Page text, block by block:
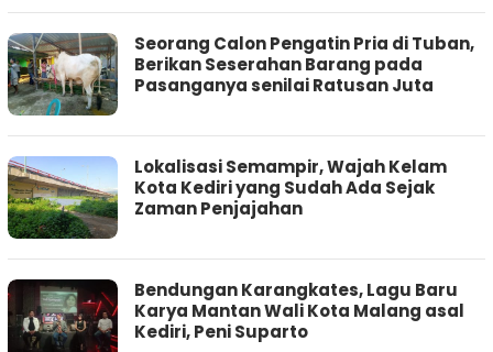
Seorang Calon Pengatin Pria di Tuban,
Berikan Seserahan Barang pada
Pasanganya senilai Ratusan Juta
Lokalisasi Semampir, Wajah Kelam
Kota Kediri yang Sudah Ada Sejak
Zaman Penjajahan
Bendungan Karangkates, Lagu Baru
Karya Mantan Wali Kota Malang asal
Kediri, Peni Suparto